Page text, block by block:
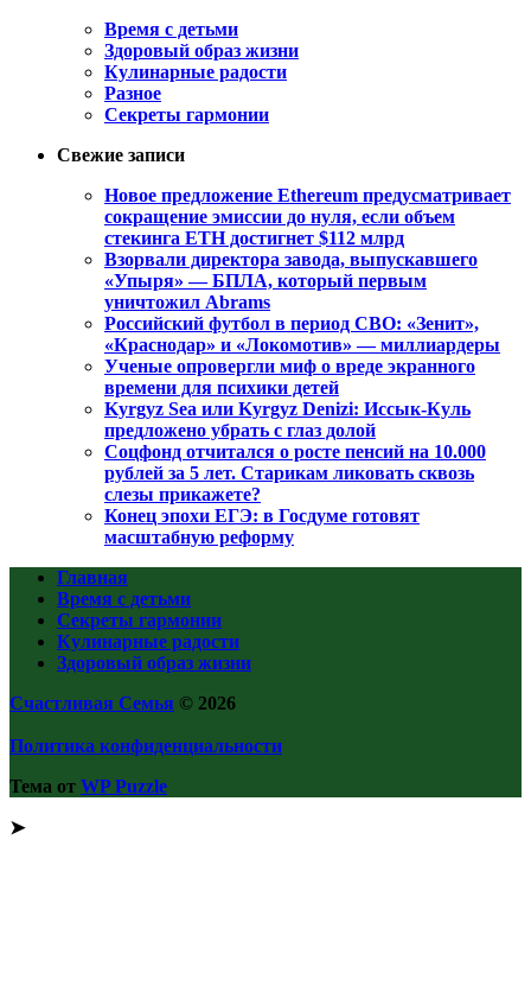
Время с детьми
Здоровый образ жизни
Кулинарные радости
Разное
Секреты гармонии
Свежие записи
Новое предложение Ethereum предусматривает
сокращение эмиссии до нуля, если объем
стекинга ETH достигнет $112 млрд
Взорвали директора завода, выпускавшего
«Упыря» — БПЛА, который первым
уничтожил Abrams
Российский футбол в период СВО: «Зенит»,
«Краснодар» и «Локомотив» — миллиардеры
Ученые опровергли миф о вреде экранного
времени для психики детей
Kyrgyz Sea или Kyrgyz Denizi: Иссык-Куль
предложено убрать с глаз долой
Соцфонд отчитался о росте пенсий на 10.000
рублей за 5 лет. Старикам ликовать сквозь
слезы прикажете?
Конец эпохи ЕГЭ: в Госдуме готовят
масштабную реформу
Главная
Время с детьми
Секреты гармонии
Кулинарные радости
Здоровый образ жизни
Счастливая Семья © 2026
Политика конфиденциальности
Тема от WP Puzzle
➤